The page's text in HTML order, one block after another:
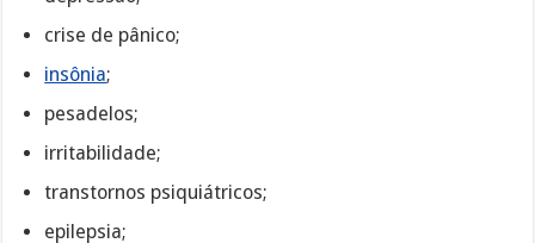
crise de pânico;
insônia;
pesadelos;
irritabilidade;
transtornos psiquiátricos;
epilepsia;